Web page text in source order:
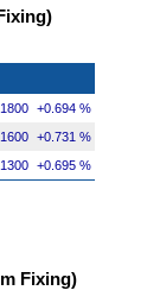
+0.694 %
+0.731 %
+0.695 %
Fixing)